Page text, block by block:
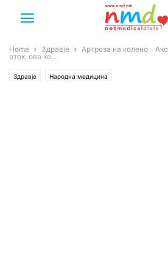
Home Здравје
Артроза на колено –
оток, ова ќе...
Здравје Народна медицина